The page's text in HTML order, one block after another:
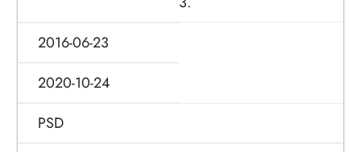
2016-06-23
2020-10-24
PSD